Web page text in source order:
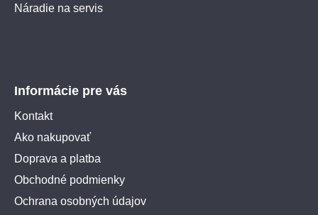
Náradie na servis
Informácie pre vás
Kontakt
Ako nakupovať
Doprava a platba
Obchodné podmienky
Ochrana osobných údajov